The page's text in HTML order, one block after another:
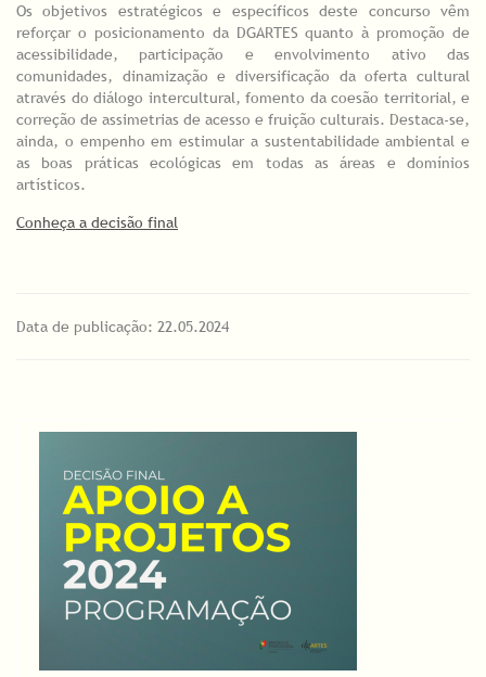
Os objetivos estratégicos e específicos deste concurso vêm
reforçar o posicionamento da DGARTES quanto à promoção de
acessibilidade, participação e envolvimento ativo das
comunidades, dinamização e diversificação da oferta cultural
através do diálogo intercultural, fomento da coesão territorial, e
correção de assimetrias de acesso e fruição culturais. Destaca-se,
ainda, o empenho em estimular a sustentabilidade ambiental e
as boas práticas ecológicas em todas as áreas e domínios
artísticos.
Conheça a decisão final
Data de publicação: 22.05.2024